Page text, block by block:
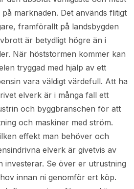
marknaden. Det används flitigt
framförallt på landsbygden
är betydligt högre än i
När höststormen kommer kan
tryggad med hjälp av ett
vara väldigt värdefull. Att ha
elverk är i många fall ett
och byggbranschen för att
och maskiner med ström.
effekt man behöver och
elverk är givetvis av
investerar. Se över er utrustning
innan ni genomför ert köp.